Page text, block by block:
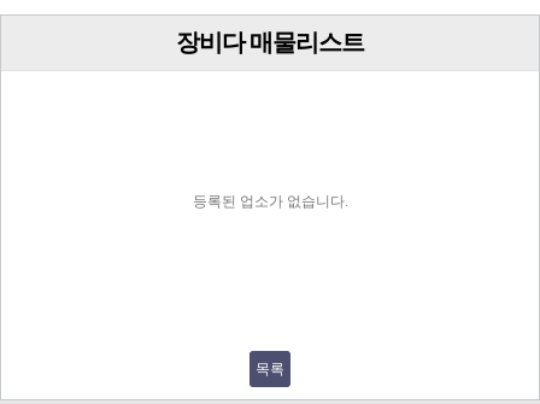
장비다 매물리스트
등록된 업소가 없습니다.
목록